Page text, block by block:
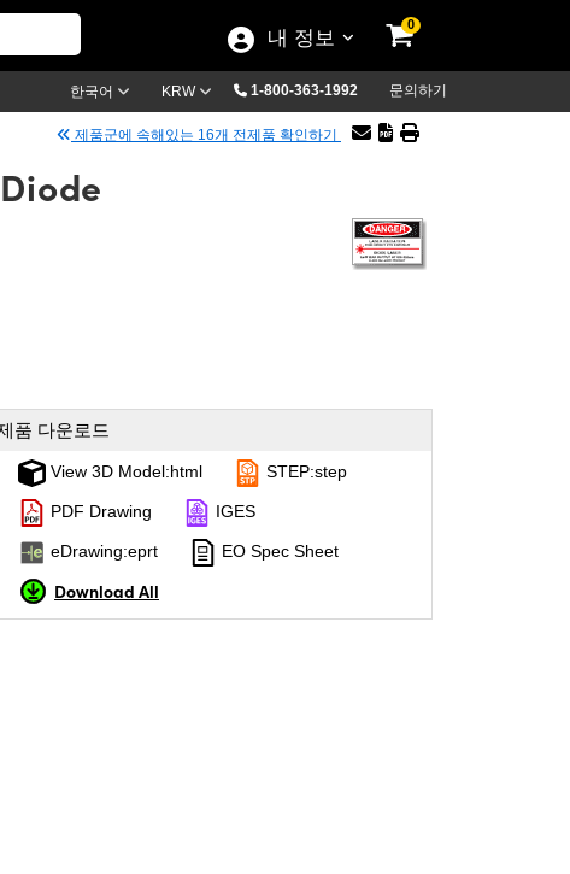
내 정보
0
한국어 KRW 1-800-363-1992 문의하기
제품군에 속해있는 16개 전제품 확인하기
품 다운로드
View 3D Model:html STEP:step
PDF Drawing IGES
eDrawing:eprt EO Spec Sheet
Download All